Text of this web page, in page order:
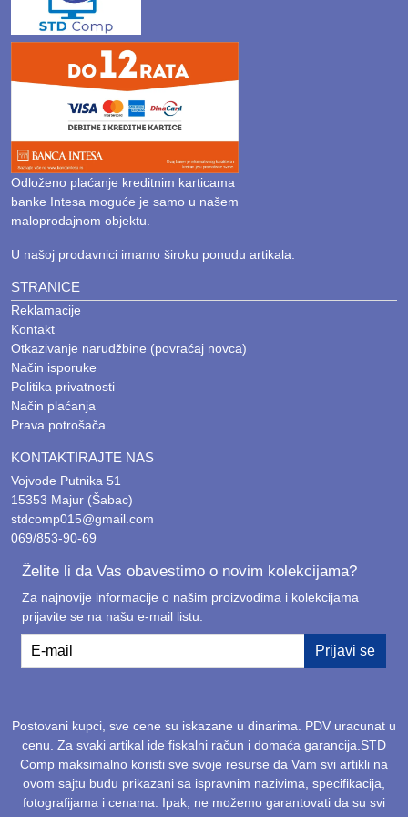
visokih performansi.
Dizajnirani za maksimalnu
produktivnost
Bilo da gradite novu mrežu ili nadograđujete postojeći
sistem, našiserveri(HP, Dell, Lenovo) nude proveren
kvalitet i modularnost. Kod nas možete pronaći
modele koji odgovaraju vašem budžetu i specifičnim
potrebama, uz podršku za sve tipove poslovnih
Stručna podrška STD Comp tima
USTD Comp
infrastrukture. Naš tim je tu da vam pomogne oko
izbora prave mašine (bilo da preferirate HP, Dell ili
Lenovo), saveta za proširenje
izbora adekvatnog
STD CompŠabac – temelj vašeg uspešnog
poslovanja.
1. Koje brendove servera imate?
Specijalizovani smo za proverene svetske brendove:
Odlikuje ih izuzetna stabilnost, mogućnost rada 24/7 i
vrhunski kvalitet izrade komponenti.
3. Zašto je bitan serverski SSD?
Serverski SSDnudi veću izdržljivost i brzinu odziva,
Odloženo plaćanje kreditnim karticama
banke Intesa moguće je samo u našem
maloprodajnom objektu.
U našoj prodavnici imamo široku ponudu artikala.
STRANICE
Reklamacije
Kontakt
Otkazivanje narudžbine (povraćaj novca)
Način isporuke
Politika privatnosti
Način plaćanja
Prava potrošača
KONTAKTIRAJTE NAS
Vojvode Putnika 51
15353 Majur (Šabac)
stdcomp015@gmail.com
069/853-90-69
Želite li da Vas obavestimo o novim kolekcijama?
Za najnovije informacije o našim proizvodima i kolekcijama
prijavite se na našu e-mail listu.
E-mail
Prijavi se
Postovani kupci, sve cene su iskazane u dinarima. PDV uracunat u
cenu. Za svaki artikal ide fiskalni račun i domaća garancija.STD
Comp maksimalno koristi sve svoje resurse da Vam svi artikli na
ovom sajtu budu prikazani sa ispravnim nazivima, specifikacija,
fotografijama i cenama. Ipak, ne možemo garantovati da su svi